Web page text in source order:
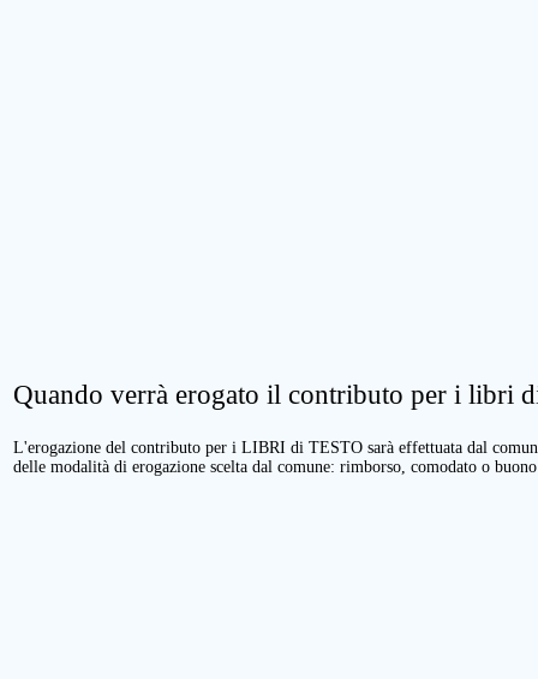
Quando verrà erogato il contributo per i libri
L'erogazione del contributo per i LIBRI di TESTO sarà effettuata dal
delle modalità di erogazione scelta dal comune: rimborso, comodato o